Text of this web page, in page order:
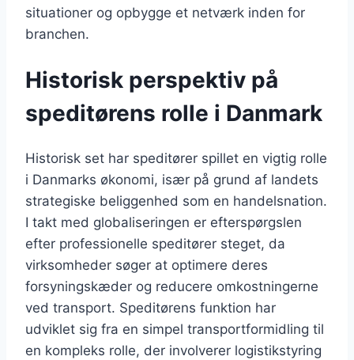
situationer og opbygge et netværk inden for
branchen.
Historisk perspektiv på
speditørens rolle i Danmark
Historisk set har speditører spillet en vigtig rolle
i Danmarks økonomi, især på grund af landets
strategiske beliggenhed som en handelsnation.
I takt med globaliseringen er efterspørgslen
efter professionelle speditører steget, da
virksomheder søger at optimere deres
forsyningskæder og reducere omkostningerne
ved transport. Speditørens funktion har
udviklet sig fra en simpel transportformidling til
en kompleks rolle, der involverer logistikstyring